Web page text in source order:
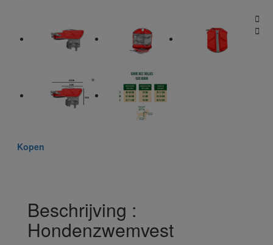


Kopen
Beschrijving :
Hondenzwemvest